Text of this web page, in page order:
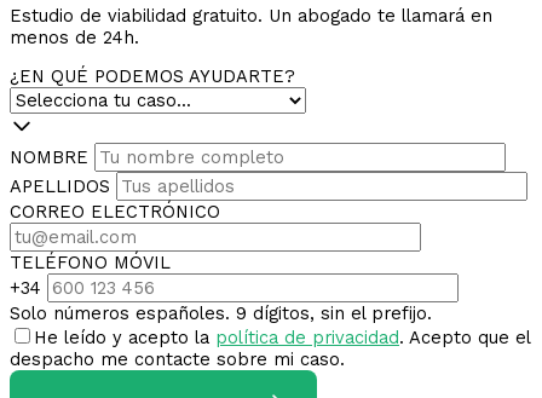
Estudio de viabilidad gratuito. Un abogado te llamará en
menos de 24h.
¿EN QUÉ PODEMOS AYUDARTE?
NOMBRE
APELLIDOS
CORREO ELECTRÓNICO
TELÉFONO MÓVIL
+34
Solo números españoles. 9 dígitos, sin el prefijo.
He leído y acepto la política de privacidad. Acepto que el
despacho me contacte sobre mi caso.